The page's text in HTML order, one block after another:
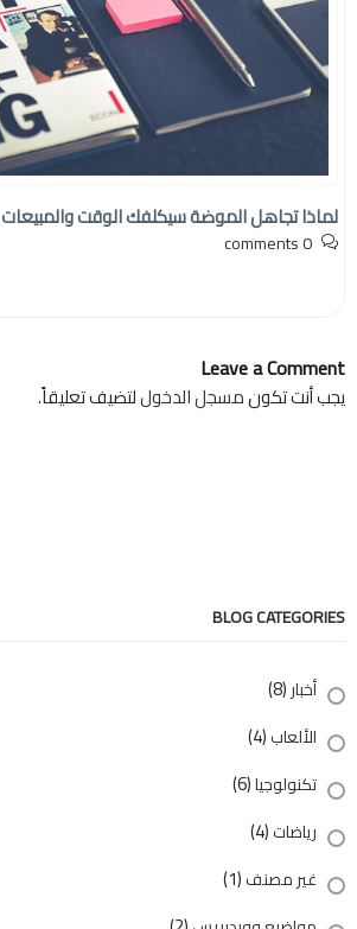
لماذا تجاهل الموضة سيكلفك الوقت والمبيعات
0 comments
Leave a Comment
يجب أنت تكونمسجل الدخوللتضيف تعليقاً.
BLOG CATEGORIES
أخبار(8)
الألعاب(4)
تكنولوجيا(6)
رياضات(4)
غير مصنف(1)